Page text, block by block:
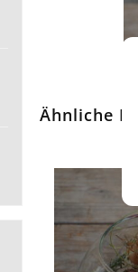
Ähnliche